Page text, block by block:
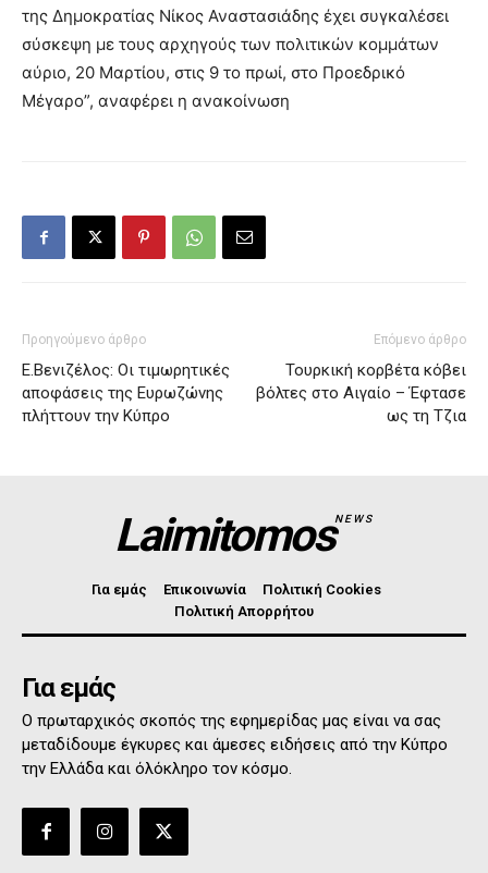
της Δημοκρατίας Νίκος Αναστασιάδης έχει συγκαλέσει
σύσκεψη με τους αρχηγούς των πολιτικών κομμάτων
αύριο, 20 Μαρτίου, στις 9 το πρωί, στο Προεδρικό
Μέγαρο”, αναφέρει η ανακοίνωση
Προηγούμενο άρθρο
Ε.Βενιζέλος: Οι τιμωρητικές
αποφάσεις της Ευρωζώνης
πλήττουν την Κύπρο
Επόμενο άρθρο
Τουρκική κορβέτα κόβει
βόλτες στο Αιγαίο – Έφτασε
ως τη Τζια
LaimitomosNEWS
Για εμάς Επικοινωνία
Πολιτική Cookies
Πολιτική Απορρήτου
Για εμάς
Ο πρωταρχικός σκοπός της εφημερίδας μας είναι να σας
μεταδίδουμε έγκυρες και άμεσες ειδήσεις από την Κύπρο
την Ελλάδα και όλόκληρο τον κόσμο.